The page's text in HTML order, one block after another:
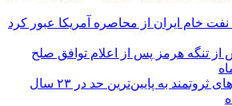
از تنگه هرمز پس از اعلام توافق صلح
ذخایر نفت کشورهای ثروتمند به پایین‌ترین حد در ۲۳ سال